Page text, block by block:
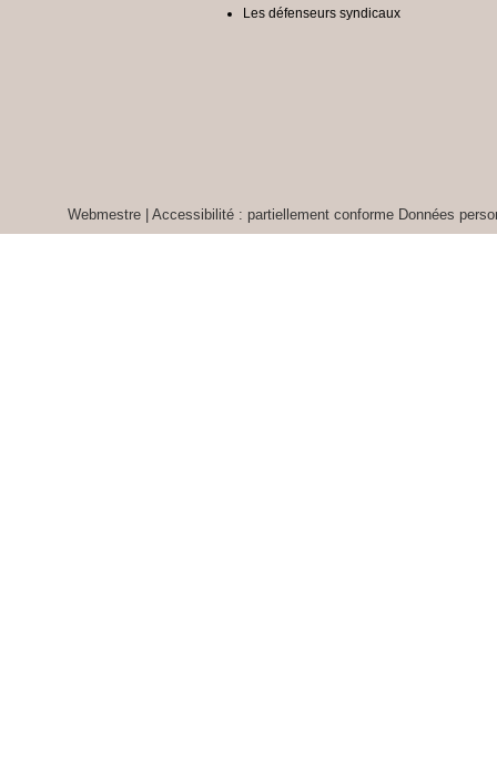
Les défenseurs syndicaux
Webmestre| Accessibilité : partiellement conforme Données